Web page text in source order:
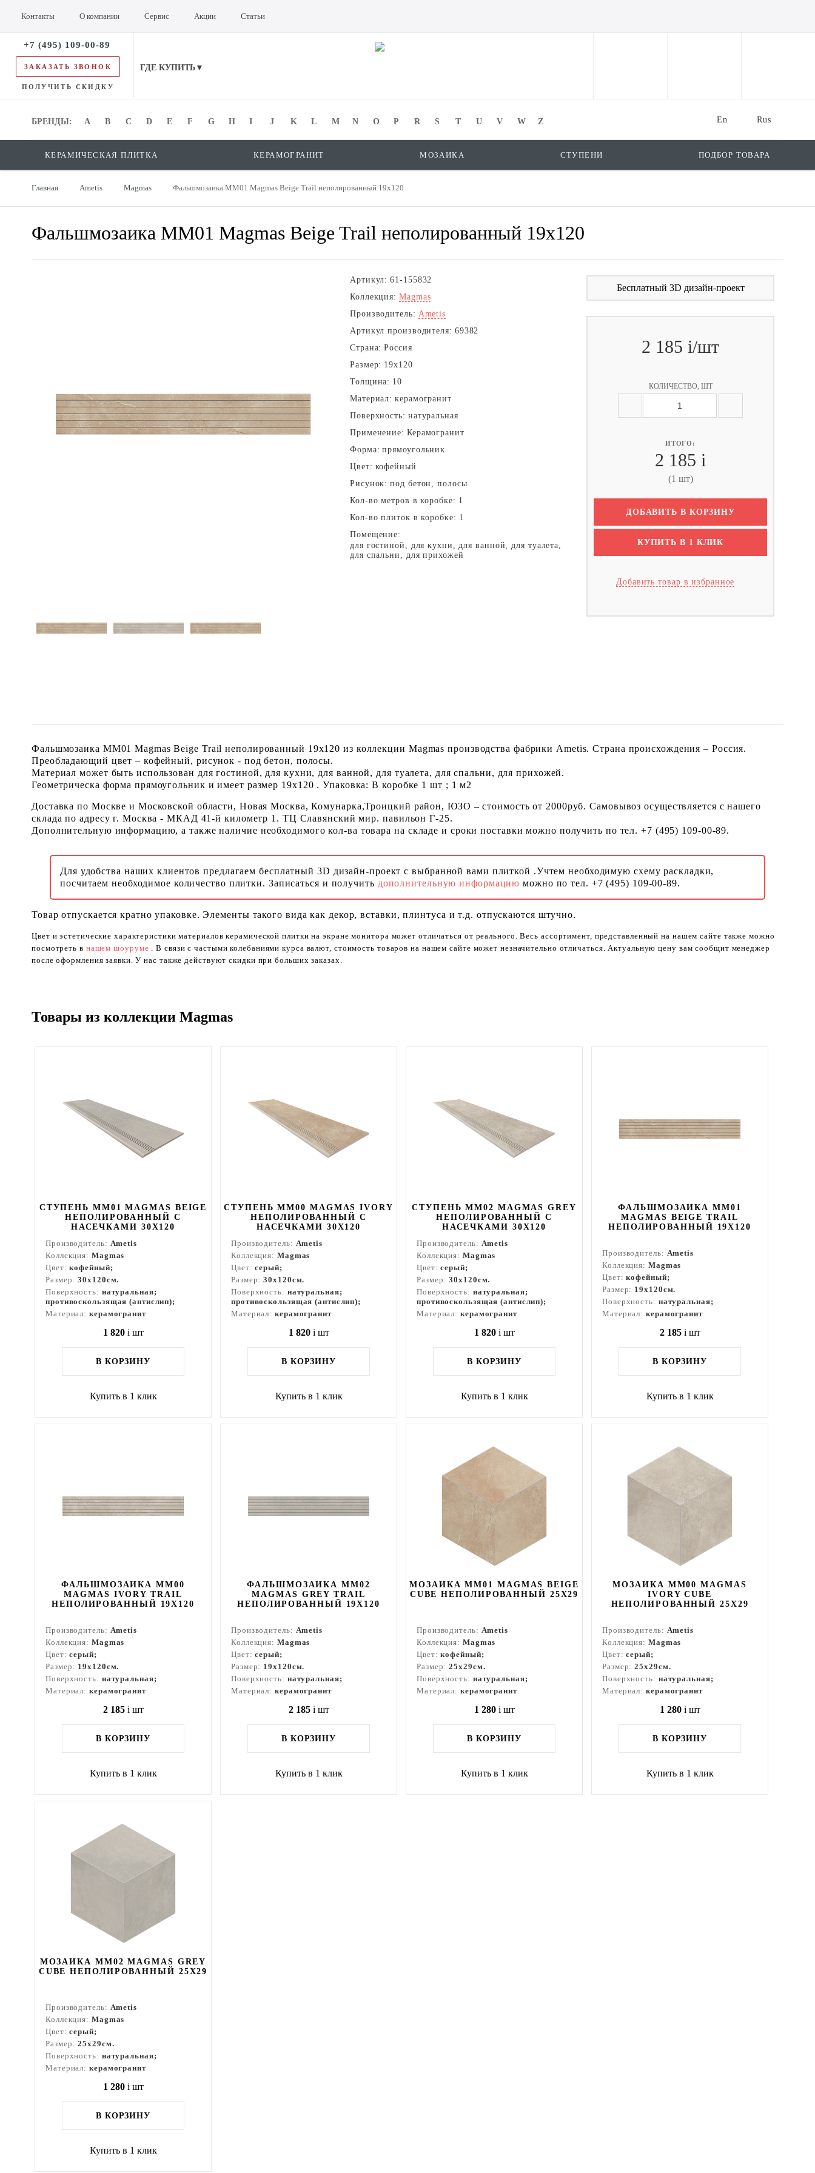
Контакты О компании Сервис Акции Статьи
+7 (495) 109-00-89
ЗАКАЗАТЬ ЗВОНОК
ПОЛУЧИТЬ СКИДКУ
ГДЕ КУПИТЬ▼
Rus
En
БРЕНДЫ: A B C D E F G H I J K L M N O P R S T U V W Z
БРЕНДЫ:
КЕРАМИЧЕСКАЯ ПЛИТКА КЕРАМОГРАНИТ МОЗАИКА СТУПЕНИ ПОДБОР ТОВАРА
Главная Ametis Magmas Фальшмозаика MM01 Magmas Beige Trail неполированный 19x120
Фальшмозаика MM01 Magmas Beige Trail неполированный 19x120
Артикул: 61-155832
Коллекция: Magmas
Производитель: Ametis
Артикул производителя: 69382
Страна: Россия
Размер: 19x120
Толщина: 10
Материал: керамогранит
Поверхность: натуральная
Применение: Керамогранит
Форма: прямоугольник
Цвет: кофейный
Рисунок: под бетон, полосы
Кол-во метров в коробке: 1
Кол-во плиток в коробке: 1
Помещение:
для гостиной, для кухни, для ванной, для туалета,
для спальни, для прихожей
Бесплатный 3D дизайн-проект
2 185 i/шт
КОЛИЧЕСТВО, ШТ
ИТОГО:
2 185 i
(1 шт)
ДОБАВИТЬ В КОРЗИНУ
КУПИТЬ В 1 КЛИК
Добавить товар в избранное
Фальшмозаика MM01 Magmas Beige Trail неполированный 19x120 из коллекции Magmas производства фабрики Ametis. Страна происхождения – Россия.
Преобладающий цвет – кофейный, рисунок - под бетон, полосы.
Материал может быть использован для гостиной, для кухни, для ванной, для туалета, для спальни, для прихожей.
Геометрическа форма прямоугольник и имеет размер 19x120 . Упаковка: В коробке 1 шт ; 1 м2
Доставка по Москве и Московской области, Новая Москва, Комунарка,Троицкий район, ЮЗО – стоимость от 2000руб. Самовывоз осуществляется с нашего
склада по адресу г. Москва - МКАД 41-й километр 1. ТЦ Славянский мир. павильон Г-25.
Дополнительную информацию, а также наличие необходимого кол-ва товара на складе и сроки поставки можно получить по тел. +7 (495) 109-00-89.
Для удобства наших клиентов предлагаем бесплатный 3D дизайн-проект с выбранной вами плиткой .Учтем необходимую схему раскладки,
посчитаем необходимое количество плитки. Записаться и получить дополнительную информациюможно по тел. +7 (495) 109-00-89.
Товар отпускается кратно упаковке. Элементы такого вида как декор, вставки, плинтуса и т.д. отпускаются штучно.
Цвет и эстетические характеристики материалов керамической плитки на экране монитора может отличаться от реального. Весь ассортимент, представленный на нашем сайте также можно
посмотреть в нашем шоуруме . В связи с частыми колебаниями курса валют, стоимость товаров на нашем сайте может незначительно отличаться. Актуальную цену вам сообщит менеджер
после оформления заявки. У нас также действуют скидки при больших заказах.
Товары из коллекции Magmas
СТУПЕНЬ MM01 MAGMAS BEIGE
НЕПОЛИРОВАННЫЙ С
НАСЕЧКАМИ 30X120
Производитель: Ametis
Коллекция: Magmas
Цвет:кофейный;
Размер:30x120см.
Поверхность: натуральная;
противоскользящая (антислип);
Материал: керамогранит
1 820 i шт
В КОРЗИНУ
Купить в 1 клик
СТУПЕНЬ MM00 MAGMAS IVORY
НЕПОЛИРОВАННЫЙ С
НАСЕЧКАМИ 30X120
Производитель: Ametis
Коллекция: Magmas
Цвет:серый;
Размер:30x120см.
Поверхность: натуральная;
противоскользящая (антислип);
Материал: керамогранит
1 820 i шт
В КОРЗИНУ
Купить в 1 клик
СТУПЕНЬ MM02 MAGMAS GREY
НЕПОЛИРОВАННЫЙ С
НАСЕЧКАМИ 30X120
Производитель: Ametis
Коллекция: Magmas
Цвет:серый;
Размер:30x120см.
Поверхность: натуральная;
противоскользящая (антислип);
Материал: керамогранит
1 820 i шт
В КОРЗИНУ
Купить в 1 клик
ФАЛЬШМОЗАИКА MM01
MAGMAS BEIGE TRAIL
НЕПОЛИРОВАННЫЙ 19X120
Производитель: Ametis
Коллекция: Magmas
Цвет:кофейный;
Размер: 19x120см.
Поверхность: натуральная;
Материал: керамогранит
2 185 i шт
В КОРЗИНУ
Купить в 1 клик
ФАЛЬШМОЗАИКА MM00
MAGMAS IVORY TRAIL
НЕПОЛИРОВАННЫЙ 19X120
Производитель: Ametis
Коллекция: Magmas
Цвет:серый;
Размер: 19x120см.
Поверхность: натуральная;
Материал: керамогранит
2 185 i шт
В КОРЗИНУ
Купить в 1 клик
ФАЛЬШМОЗАИКА MM02
MAGMAS GREY TRAIL
НЕПОЛИРОВАННЫЙ 19X120
Производитель: Ametis
Коллекция: Magmas
Цвет:серый;
Размер: 19x120см.
Поверхность: натуральная;
Материал: керамогранит
2 185 i шт
В КОРЗИНУ
Купить в 1 клик
МОЗАИКА MM01 MAGMAS BEIGE
CUBE НЕПОЛИРОВАННЫЙ 25X29
Производитель: Ametis
Коллекция: Magmas
Цвет:кофейный;
Размер:25x29см.
Поверхность: натуральная;
Материал: керамогранит
1 280 i шт
В КОРЗИНУ
Купить в 1 клик
МОЗАИКА MM00 MAGMAS
IVORY CUBE
НЕПОЛИРОВАННЫЙ 25X29
Производитель: Ametis
Коллекция: Magmas
Цвет:серый;
Размер:25x29см.
Поверхность: натуральная;
Материал: керамогранит
1 280 i шт
В КОРЗИНУ
Купить в 1 клик
МОЗАИКА MM02 MAGMAS GREY
CUBE НЕПОЛИРОВАННЫЙ 25X29
Производитель: Ametis
Коллекция: Magmas
Цвет:серый;
Размер:25x29см.
Поверхность: натуральная;
Материал: керамогранит
1 280 i шт
В КОРЗИНУ
Купить в 1 клик